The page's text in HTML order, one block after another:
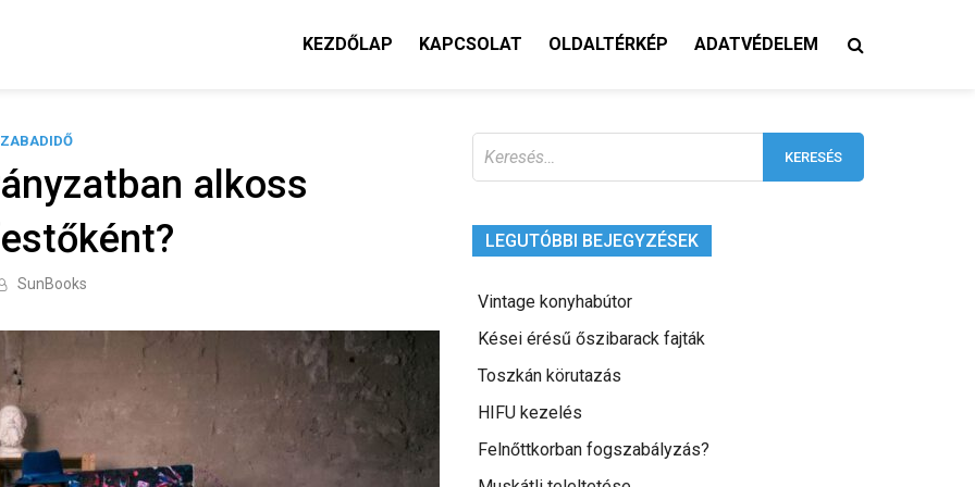
KEZDŐLAP KAPCSOLAT OLDALTÉRKÉP ADATVÉDELEM
alkoss
SunBooks
LEGUTÓBBI BEJEGYZÉSEK
Vintage konyhabútor
Kései érésű őszibarack fajták
Toszkán körutazás
HIFU kezelés
Felnőttkorban fogszabályzás?